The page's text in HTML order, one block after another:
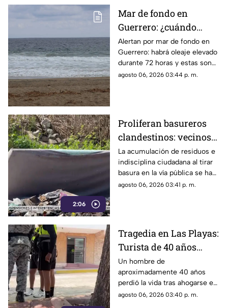
Mar de fondo en
Guerrero: ¿cuándo
llegará y qué zonas de
Acapulco serán
afectadas?
Alertan por mar de fondo en
Guerrero: habrá oleaje elevado
durante 72 horas y estas son
las zonas de Acapulco con
agosto 06, 2026 03:44 p. m.
2:06
Proliferan basureros
clandestinos: vecinos
exigen conciencia y
sanciones más
estrictas
La acumulación de residuos e
indisciplina ciudadana al tirar
basura en la vía pública se ha
consolidado como un grave
agosto 06, 2026 03:41 p. m.
Tragedia en Las Playas:
Turista de 40 años
mu3r3 ahogado en la
alberca de un hotel en
Acapulco
Un hombre de
aproximadamente 40 años
perdió la vida tras ahogarse en
la alberca de un hotel del
agosto 06, 2026 03:40 p. m.